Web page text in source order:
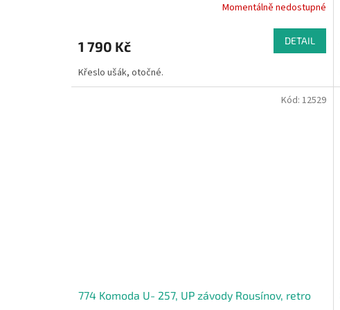
Momentálně nedostupné
1 790 Kč DETAIL
Křeslo ušák, otočné.
774 Komoda U- 257, UP závody Rousínov, retro
Kód:12529